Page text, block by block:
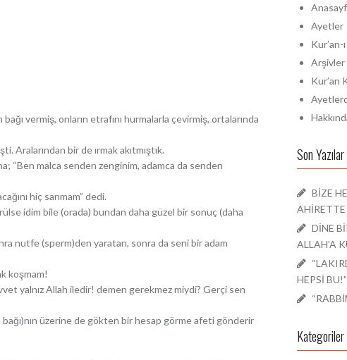
vermiş, onların etrafını hurmalarla çevirmiş, ortalarında
Aralarından bir de ırmak akıtmıştık.
“Ben malca senden zenginim, adamca da senden
hiç sanmam” dedi.
idim bile (orada) bundan daha güzel bir sonuç (daha
nutfe (sperm)den yaratan, sonra da seni bir adam
koşmam!
yalnız Allah iledir! demen gerekmez miydi? Gerçi sen
üzerine de gökten bir hesap görme afeti gönderir
a
Ayetler
Kur’an-
Arşivler
Kur’an
Son Yazılar
BİZE
DİNE
ALLAH’A
HEPSİ BU!”
Kategoriler